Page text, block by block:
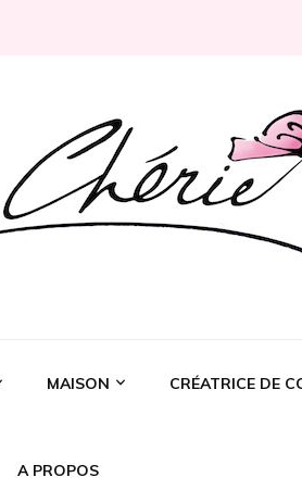
MAISON CRÉATRICE DE
A PROPOS